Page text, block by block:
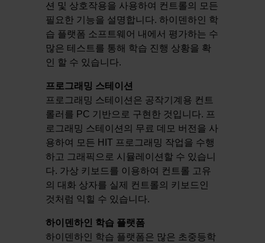
션 및 상호작용을 사용하여 컨트롤의 모든
필요한 기능을 설명합니다. 하이덴하인 학
습 플랫폼 소프트웨어 내에서 평가하는 수
많은 테스트를 통해 학습 진행 상황을 확
인 할 수 있습니다.
프로그래밍 스테이션
프로그래밍 스테이션은 공작기계용 컨트
롤러를 PC 기반으로 구현한 것입니다. 프
로그래밍 스테이션의 무료 데모 버전을 사
용하여 모든 HIT 프로그래밍 작업을 수행
하고 그래픽으로 시뮬레이션할 수 있습니
다. 가상 키보드를 이용하여 컨트롤 고유
의 대화 상자를 실제 컨트롤의 키보드인
것처럼 익힐 수 있습니다.
하이덴하인 학습 플랫폼
하이덴하인 학습 플랫폼은 많은 초중등학